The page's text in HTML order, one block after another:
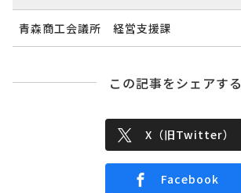
青森商工会議所 経営支援課
この記事をシェアする
X（旧Twitter）
Facebook